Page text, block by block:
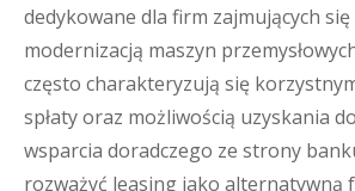
dedykowane dla firm zajmujących
modernizacją maszyn
często charakteryzują się
spłaty oraz możliwością uzyskania
wsparcia doradczego ze strony
rozważyć leasing jako alternatywną